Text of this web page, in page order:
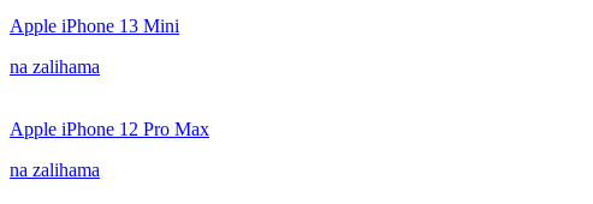
Apple iPhone 13 Mini
na zalihama
Apple iPhone 12 Pro Max
na zalihama